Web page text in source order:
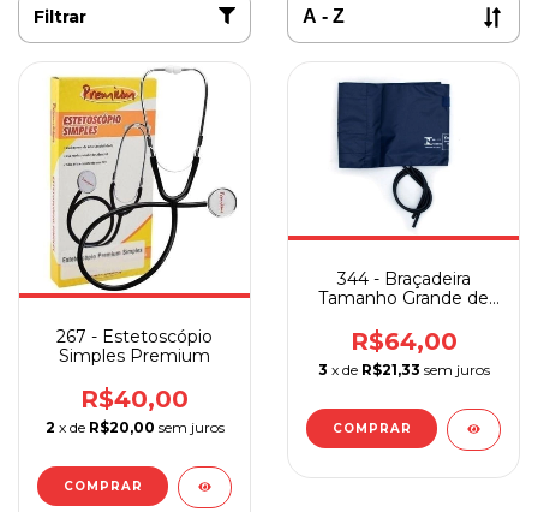
Filtrar
267 - Estetoscópio
Simples Premium
R$40,00
2 x de R$20,00 sem juros
344 - Braçadeira
Tamanho Grande de
R$64,00
3 x de R$21,33 sem juros